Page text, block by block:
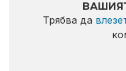
Трябва да